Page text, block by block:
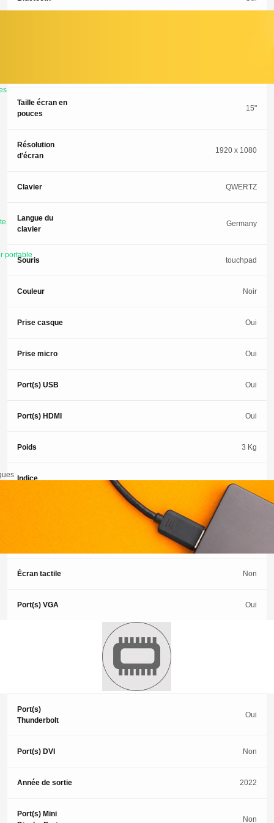
portable
Taille écran en
pouces
15"
Résolution
d'écran
1920 x 1080
Clavier QWERTZ
Langue du
clavier
Germany
Souris touchpad
Couleur Noir
Prise casque Oui
Prise micro Oui
Port(s) USB Oui
Port(s) HDMI Oui
Poids 3 Kg
Indice
8
Écran tactile Non
Port(s) VGA Oui
Port(s)
Thunderbolt
Oui
Port(s) DVI Non
Année de sortie 2022
Port(s) Mini
Non